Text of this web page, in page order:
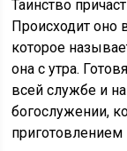
Таинство
Происходит оно
которое
она с утра.
всей службе и
богослужении,
приготовлением